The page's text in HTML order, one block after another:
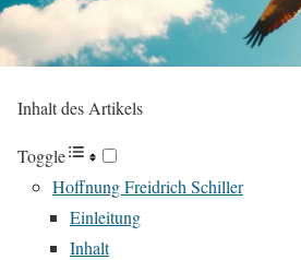
Inhalt des Artikels
Toggle
Hoffnung Freidrich Schiller
Einleitung
Inhalt